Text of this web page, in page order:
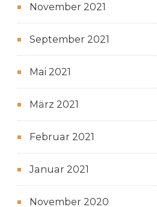
November 2021
September 2021
Mai 2021
März 2021
Februar 2021
Januar 2021
November 2020